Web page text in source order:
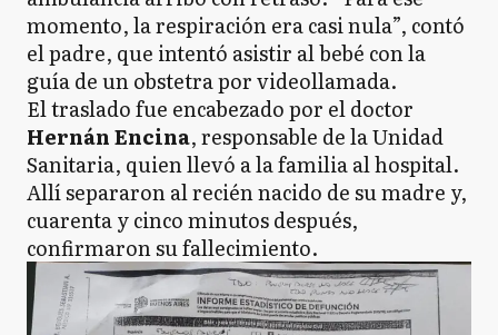
momento, la respiración era casi nula”, contó
el padre, que intentó asistir al bebé con la
guía de un obstetra por videollamada.
El traslado fue encabezado por el doctor
Hernán Encina, responsable de la Unidad
Sanitaria, quien llevó a la familia al hospital.
Allí separaron al recién nacido de su madre y,
cuarenta y cinco minutos después,
confirmaron su fallecimiento.